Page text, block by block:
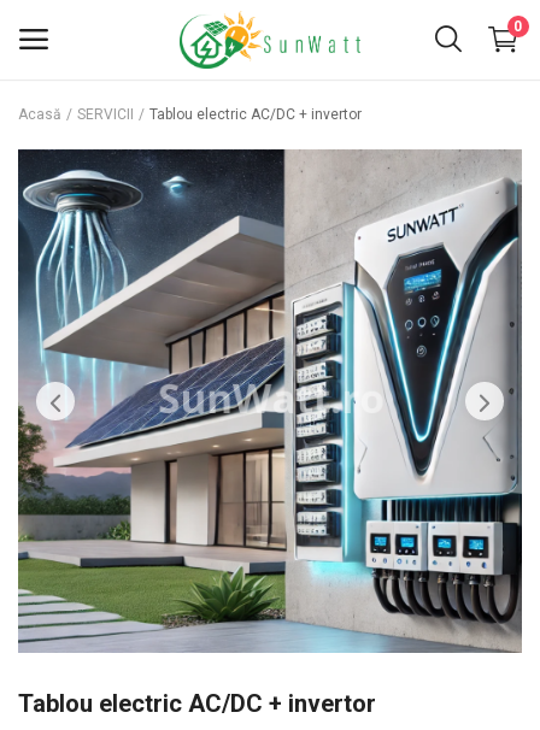
0
INVERTOARE
PANOURI FOTOVOLTAICE
KITURI FOTOVOLTAICE
ACCESORII
BATERII
SERVICII
Favorite
Contact
Oferte & Noutăți
Conectare
Inregistreaza-te
Acasă SERVICII Tablou electric AC/DC + invertor
Tablou electric AC/DC + invertor